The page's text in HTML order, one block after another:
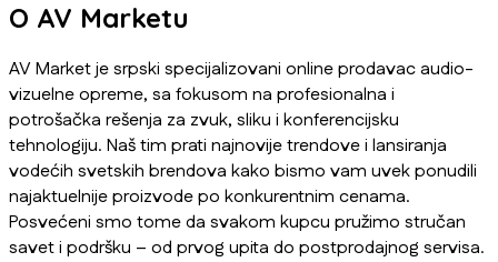
O AV Marketu
AV Market je srpski specijalizovani online prodavac audio-
vizuelne opreme, sa fokusom na profesionalna i
potrošačka rešenja za zvuk, sliku i konferencijsku
tehnologiju. Naš tim prati najnovije trendove i lansiranja
vodećih svetskih brendova kako bismo vam uvek ponudili
najaktuelnije proizvode po konkurentnim cenama.
Posvećeni smo tome da svakom kupcu pružimo stručan
savet i podršku – od prvog upita do postprodajnog servisa.